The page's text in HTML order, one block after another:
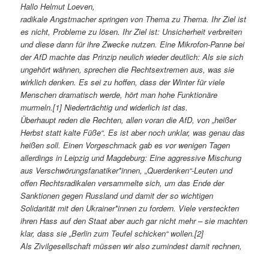
Hallo Helmut Loeven,
radikale Angstmacher springen von Thema zu Thema. Ihr Ziel ist
es nicht, Probleme zu lösen. Ihr Ziel ist: Unsicherheit verbreiten
und diese dann für ihre Zwecke nutzen. Eine Mikrofon-Panne bei
der AfD machte das Prinzip neulich wieder deutlich: Als sie sich
ungehört wähnen, sprechen die Rechtsextremen aus, was sie
wirklich denken. Es sei zu hoffen, dass der Winter für viele
Menschen dramatisch werde, hört man hohe Funktionäre
murmeln.[1] Niederträchtig und widerlich ist das.
Überhaupt reden die Rechten, allen voran die AfD, von „heißer
Herbst statt kalte Füße“. Es ist aber noch unklar, was genau das
heißen soll. Einen Vorgeschmack gab es vor wenigen Tagen
allerdings in Leipzig und Magdeburg: Eine aggressive Mischung
aus Verschwörungsfanatiker*innen, „Querdenken“-Leuten und
offen Rechtsradikalen versammelte sich, um das Ende der
Sanktionen gegen Russland und damit der so wichtigen
Solidarität mit den Ukrainer*innen zu fordern. Viele versteckten
ihren Hass auf den Staat aber auch gar nicht mehr – sie machten
klar, dass sie „Berlin zum Teufel schicken“ wollen.[2]
Als Zivilgesellschaft müssen wir also zumindest damit rechnen,